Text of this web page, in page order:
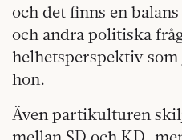
och det finns en
och andra politiska
helhetsperspektiv
hon.
Även partikulturen